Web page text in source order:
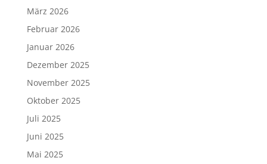
März 2026
Februar 2026
Januar 2026
Dezember 2025
November 2025
Oktober 2025
Juli 2025
Juni 2025
Mai 2025